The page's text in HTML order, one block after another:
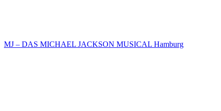
MJ – DAS MICHAEL JACKSON MUSICAL Hamburg